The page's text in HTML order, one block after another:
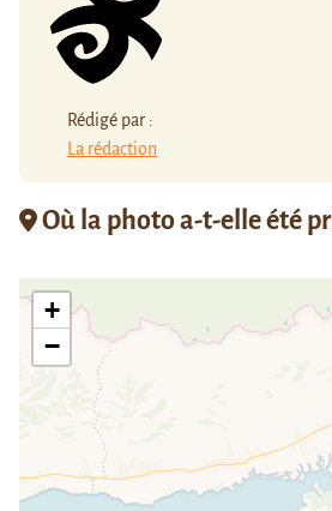
Rédigé par :
La rédaction
Où la photo a-t-elle été
+
−